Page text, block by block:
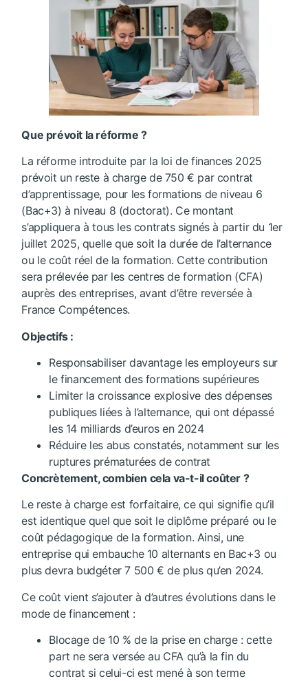
Que prévoit la réforme ?
La réforme introduite par la loi de finances 2025
prévoit un reste à charge de 750 € par contrat
d’apprentissage, pour les formations de niveau 6
(Bac+3) à niveau 8 (doctorat). Ce montant
s’appliquera à tous les contrats signés à partir du 1er
juillet 2025, quelle que soit la durée de l’alternance
ou le coût réel de la formation. Cette contribution
sera prélevée par les centres de formation (CFA)
auprès des entreprises, avant d’être reversée à
France Compétences.
Objectifs :
Responsabiliser davantage les employeurs sur
le financement des formations supérieures
Limiter la croissance explosive des dépenses
publiques liées à l’alternance, qui ont dépassé
les 14 milliards d’euros en 2024
Réduire les abus constatés, notamment sur les
ruptures prématurées de contrat
Concrètement, combien cela va-t-il coûter ?
Le reste à charge est forfaitaire, ce qui signifie qu’il
est identique quel que soit le diplôme préparé ou le
coût pédagogique de la formation. Ainsi, une
entreprise qui embauche 10 alternants en Bac+3 ou
plus devra budgéter 7 500 € de plus qu’en 2024.
Ce coût vient s’ajouter à d’autres évolutions dans le
mode de financement :
Blocage de 10 % de la prise en charge : cette
part ne sera versée au CFA qu’à la fin du
contrat si celui-ci est mené à son terme